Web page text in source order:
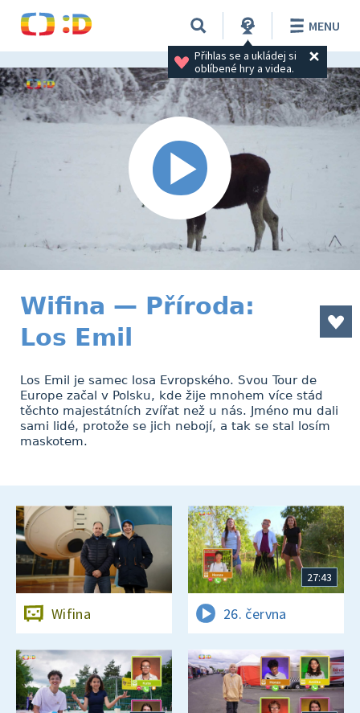
Přihlas se a ukládej si
oblíbené hry a videa.
MENU
Wifina — Příroda:
Los Emil
Los Emil je samec losa Evropského. Svou Tour de
Europe začal v Polsku, kde žije mnohem více stád
těchto majestátních zvířat než u nás. Jméno mu dali
sami lidé, protože se jich nebojí, a tak se stal losím
maskotem.
Wifina
27:43
26. června